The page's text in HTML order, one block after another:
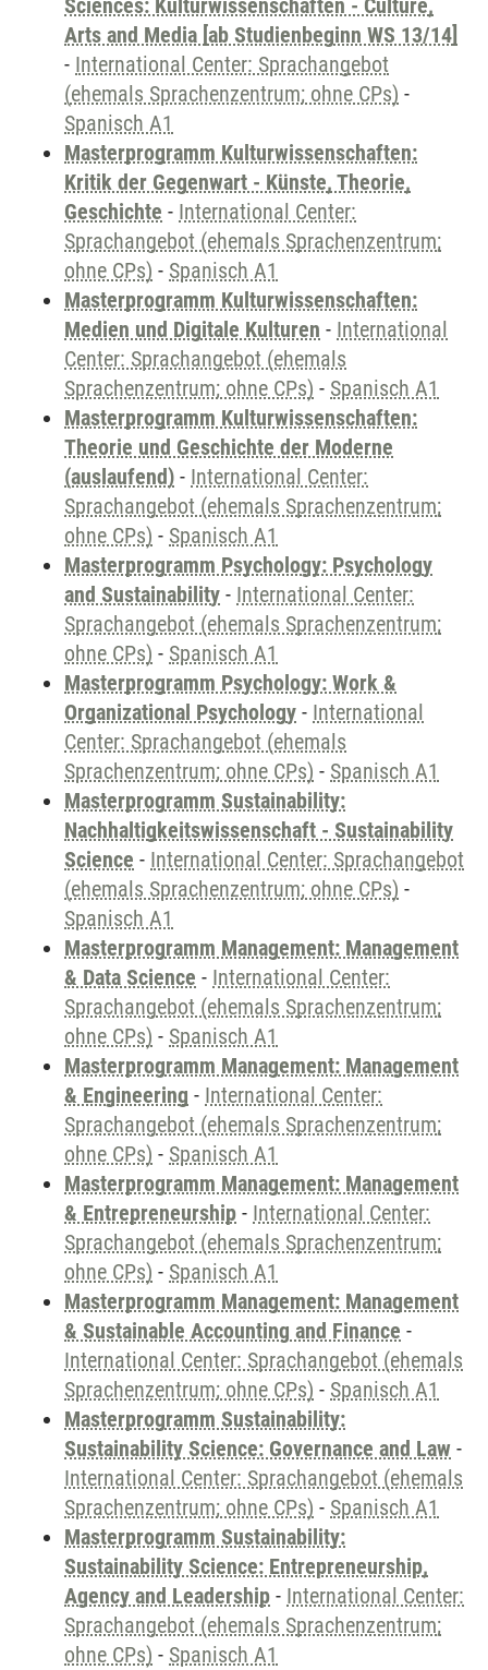
Sciences: Kulturwissenschaften - Culture,
Arts and Media [ab Studienbeginn WS 13/14]
- International Center: Sprachangebot
(ehemals Sprachenzentrum; ohne CPs) -
Spanisch A1
Masterprogramm Kulturwissenschaften:
Kritik der Gegenwart - Künste, Theorie,
Geschichte - International Center:
Sprachangebot (ehemals Sprachenzentrum;
ohne CPs) - Spanisch A1
Masterprogramm Kulturwissenschaften:
Medien und Digitale Kulturen - International
Center: Sprachangebot (ehemals
Sprachenzentrum; ohne CPs) - Spanisch A1
Masterprogramm Kulturwissenschaften:
Theorie und Geschichte der Moderne
(auslaufend) - International Center:
Sprachangebot (ehemals Sprachenzentrum;
ohne CPs) - Spanisch A1
Masterprogramm Psychology: Psychology
and Sustainability - International Center:
Sprachangebot (ehemals Sprachenzentrum;
ohne CPs) - Spanisch A1
Masterprogramm Psychology: Work &
Organizational Psychology - International
Center: Sprachangebot (ehemals
Sprachenzentrum; ohne CPs) - Spanisch A1
Masterprogramm Sustainability:
Nachhaltigkeitswissenschaft - Sustainability
Science - International Center: Sprachangebot
(ehemals Sprachenzentrum; ohne CPs) -
Spanisch A1
Masterprogramm Management: Management
& Data Science - International Center:
Sprachangebot (ehemals Sprachenzentrum;
ohne CPs) - Spanisch A1
Masterprogramm Management: Management
& Engineering - International Center:
Sprachangebot (ehemals Sprachenzentrum;
ohne CPs) - Spanisch A1
Masterprogramm Management: Management
& Entrepreneurship - International Center:
Sprachangebot (ehemals Sprachenzentrum;
ohne CPs) - Spanisch A1
Masterprogramm Management: Management
& Sustainable Accounting and Finance -
International Center: Sprachangebot (ehemals
Sprachenzentrum; ohne CPs) - Spanisch A1
Masterprogramm Sustainability:
Sustainability Science: Governance and Law -
International Center: Sprachangebot (ehemals
Sprachenzentrum; ohne CPs) - Spanisch A1
Masterprogramm Sustainability:
Sustainability Science: Entrepreneurship,
Agency and Leadership - International Center:
Sprachangebot (ehemals Sprachenzentrum;
ohne CPs) - Spanisch A1